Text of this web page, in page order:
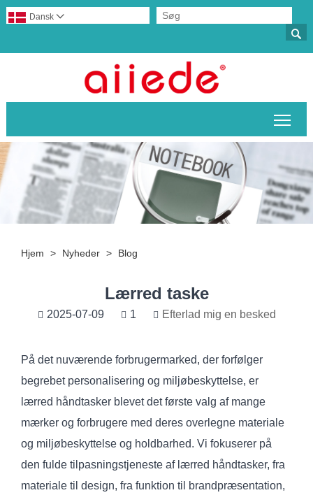

Dansk 
Hjem > Nyheder > Blog
Lærred taske
2025-07-09 1 Efterlad mig en besked
På det nuværende forbrugermarked, der forfølger
begrebet personalisering og miljøbeskyttelse, er
lærred håndtasker blevet det første valg af mange
mærker og forbrugere med deres overlegne materiale
og miljøbeskyttelse og holdbarhed. Vi fokuserer på
den fulde tilpasningstjeneste af lærred håndtasker, fra
materiale til design, fra funktion til brandpræsentation,